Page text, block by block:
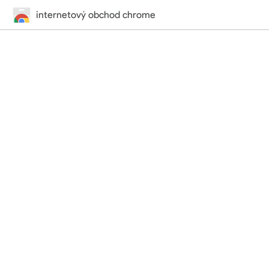
internetový obchod chrome